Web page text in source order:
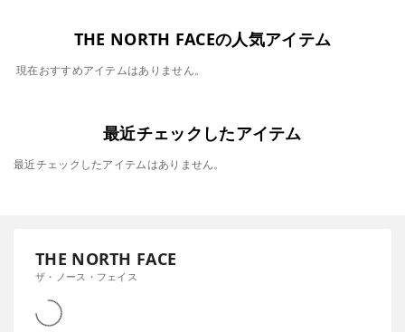
THE NORTH FACEの人気アイテム
現在おすすめアイテムはありません。
最近チェックしたアイテム
最近チェックしたアイテムはありません。
THE NORTH FACE
ザ・ノース・フェイス